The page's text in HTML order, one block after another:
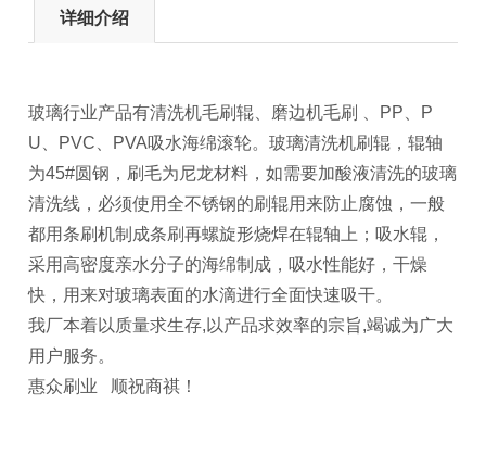
详细介绍
玻璃行业产品有清洗机毛刷辊、磨边机毛刷 、PP、P
U、PVC、PVA吸水海绵滚轮。玻璃清洗机刷辊，辊轴
为45#圆钢，刷毛为尼龙材料，如需要加酸液清洗的玻璃
清洗线，必须使用全不锈钢的刷辊用来防止腐蚀，一般
都用条刷机制成条刷再螺旋形烧焊在辊轴上；吸水辊，
采用高密度亲水分子的海绵制成，吸水性能好，干燥
快，用来对玻璃表面的水滴进行全面快速吸干。
我厂本着以质量求生存,以产品求效率的宗旨,竭诚为广大
用户服务。
惠众刷业 顺祝商祺！